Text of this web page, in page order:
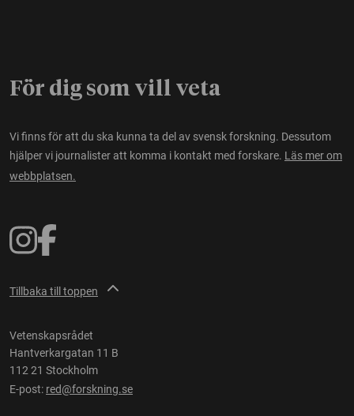
För dig som vill veta
Vi finns för att du ska kunna ta del av svensk forskning. Dessutom
hjälper vi journalister att komma i kontakt med forskare. Läs mer om
webbplatsen.
Tillbaka till toppen
Vetenskapsrådet
Hantverkargatan 11 B
112 21 Stockholm
E-post: red@forskning.se